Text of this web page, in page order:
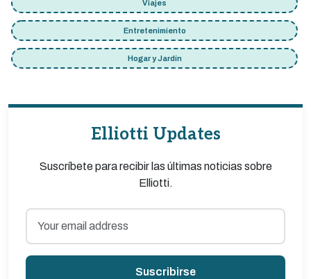
Viajes
Entretenimiento
Hogar y Jardín
Elliotti Updates
Suscríbete para recibir las últimas noticias sobre
Elliotti.
Suscribirse